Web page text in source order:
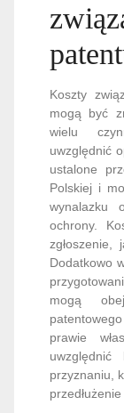
Koszty
mogą być
wielu
uwzględnić
ustalone
Polskiej i
wynalazku
ochrony.
zgłoszenie,
Dodatkowo
mogą
prawie
przyznaniu,